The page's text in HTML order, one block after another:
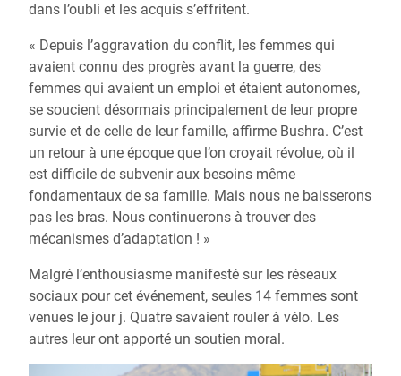
dans l’oubli et les acquis s’effritent.
« Depuis l’aggravation du conflit, les femmes qui
avaient connu des progrès avant la guerre, des
femmes qui avaient un emploi et étaient autonomes,
se soucient désormais principalement de leur propre
survie et de celle de leur famille, affirme Bushra. C’est
un retour à une époque que l’on croyait révolue, où il
est difficile de subvenir aux besoins même
fondamentaux de sa famille. Mais nous ne baisserons
pas les bras. Nous continuerons à trouver des
mécanismes d’adaptation ! »
Malgré l’enthousiasme manifesté sur les réseaux
sociaux pour cet événement, seules 14 femmes sont
venues le jour j. Quatre savaient rouler à vélo. Les
autres leur ont apporté un soutien moral.